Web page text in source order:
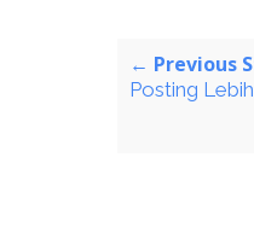
← Previous
Posting